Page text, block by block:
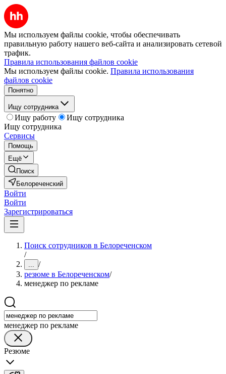
Мы используем файлы cookie, чтобы обеспечивать
правильную работу нашего веб-сайта и анализировать сетевой
трафик.
Правила использования файлов cookie
Мы используем файлы cookie. Правила использования
файлов cookie
Понятно
Ищу сотрудника
Ищу работу
Ищу сотрудника
Ищу сотрудника
Сервисы
Помощь
Ещё
Поиск
Белореченский
Войти
Войти
Зарегистрироваться
Поиск сотрудников в Белореченском
/
... /
резюме в Белореченском/
менеджер по рекламе
менеджер по рекламе
Резюме